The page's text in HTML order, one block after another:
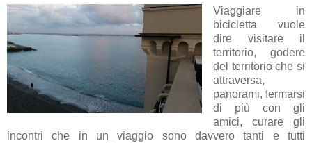
Viaggiare in
bicicletta vuole
dire visitare il
territorio, godere
del territorio che si
attraversa,
panorami, fermarsi
di più con gli
amici, curare gli
incontri che in un viaggio sono davvero tanti e tutti